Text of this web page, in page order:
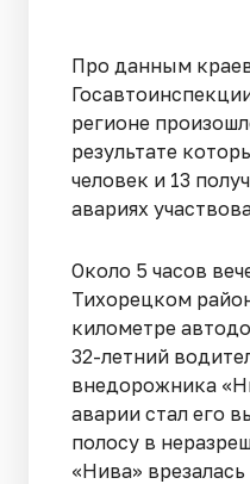
Про данным
регионе
результате
человек и 13
авариях
Около 5 часов
Тихорецком
километре
32-летний
внедорожника
аварии стал его
полосу в
«Нива»